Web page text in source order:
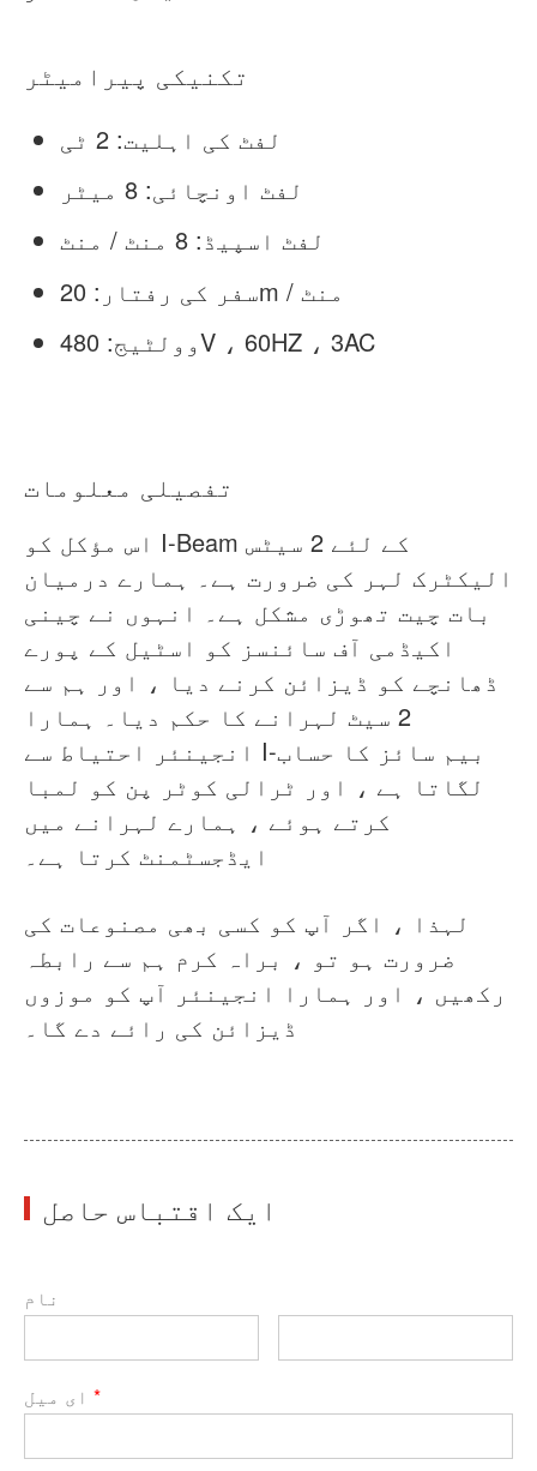
تکنیکی پیرامیٹر
لفٹ کی اہلیت: 2 ٹی
لفٹ اونچائی: 8 میٹر
لفٹ اسپیڈ: 8 منٹ / منٹ
وولٹیج: 480V ، 60HZ ، 3AC
تفصیلی معلومات
اس مؤکل کو I-Beam کے لئے 2 سیٹس
الیکٹرک لہر کی ضرورت ہے۔ ہمارے درمیان
بات چیت تھوڑی مشکل ہے۔ انہوں نے چینی
اکیڈمی آف سائنسز کو اسٹیل کے پورے
ڈھانچے کو ڈیزائن کرنے دیا ، اور ہم سے
2 سیٹ لہرانے کا حکم دیا۔ ہمارا
انجینئر احتیاط سے I-بیم سائز کا حساب
لگاتا ہے ، اور ٹرالی کوٹر پن کو لمبا
کرتے ہوئے ، ہمارے لہرانے میں
ایڈجسٹمنٹ کرتا ہے۔
لہذا ، اگر آپ کو کسی بھی مصنوعات کی
ضرورت ہو تو ، براہ کرم ہم سے رابطہ
رکھیں ، اور ہمارا انجینئر آپ کو موزوں
ڈیزائن کی رائے دے گا۔
ایک اقتباس حاصل
نام
*